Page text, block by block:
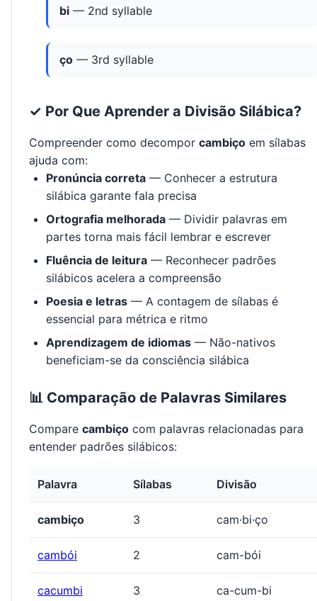
bi — 2nd syllable
ço — 3rd syllable
✓ Por Que Aprender a Divisão Silábica?
Compreender como decompor cambiço em sílabas
ajuda com:
Pronúncia correta — Conhecer a estrutura
silábica garante fala precisa
Ortografia melhorada — Dividir palavras em
partes torna mais fácil lembrar e escrever
Fluência de leitura — Reconhecer padrões
silábicos acelera a compreensão
Poesia e letras — A contagem de sílabas é
essencial para métrica e ritmo
Aprendizagem de idiomas — Não-nativos
beneficiam-se da consciência silábica
📊 Comparação de Palavras Similares
Compare cambiço com palavras relacionadas para
entender padrões silábicos:
Palavra Sílabas Divisão
cambiço 3 cam·bi·ço
cambói 2 cam-bói
cacumbi 3 ca-cum-bi